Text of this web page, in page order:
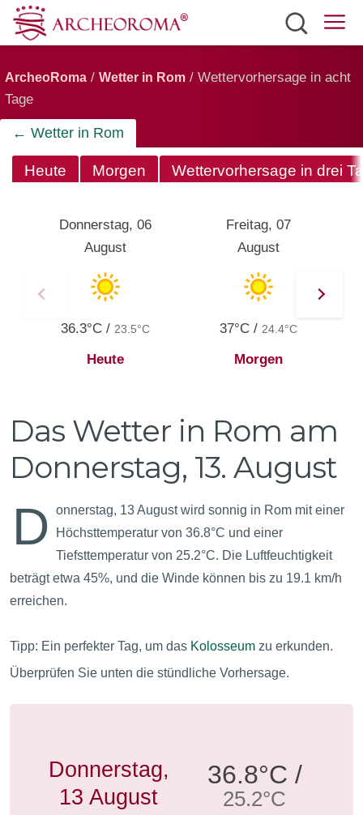
Tickets
Verkersmittel
Wetter
ArcheoRoma / Wetter in Rom / Wettervorhersage in acht
Tage
← Wetter in Rom
Heute Morgen Wettervorhersage in drei
Donnerstag, 06
August
36.3°C / 23.5°C
Heute
Freitag, 07
August
37°C / 24.4°C
Morgen
Das Wetter in Rom am
Donnerstag, 13. August
D onnerstag, 13 August wird sonnig in Rom mit einer
Höchsttemperatur von 36.8°C und einer
Tiefsttemperatur von 25.2°C. Die Luftfeuchtigkeit
beträgt etwa 45%, und die Winde können bis zu 19.1 km/h
erreichen.
Tipp: Ein perfekter Tag, um das Kolosseum zu erkunden.
Überprüfen Sie unten die stündliche Vorhersage.
Donnerstag,
13 August
36.8°C /
25.2°C